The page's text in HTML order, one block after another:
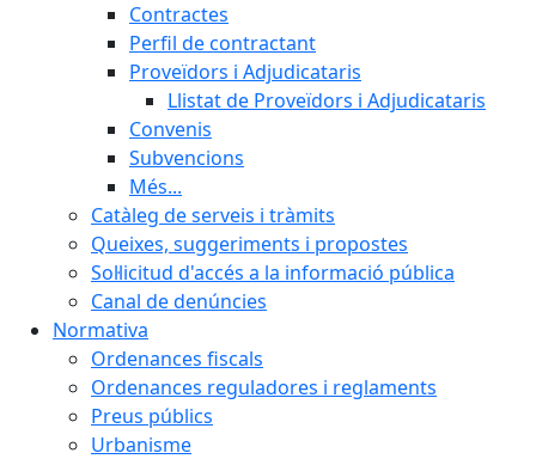
Contractes
Perfil de contractant
Proveïdors i Adjudicataris
Llistat de Proveïdors i Adjudicataris
Convenis
Subvencions
Més...
Catàleg de serveis i tràmits
Queixes, suggeriments i propostes
Sol·licitud d'accés a la informació pública
Canal de denúncies
Normativa
Ordenances fiscals
Ordenances reguladores i reglaments
Preus públics
Urbanisme